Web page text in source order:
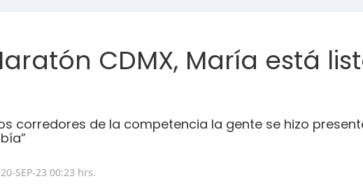
CDMX, María está
corredores de la competencia la gente se hizo
20-SEP-23 00:23 hrs.